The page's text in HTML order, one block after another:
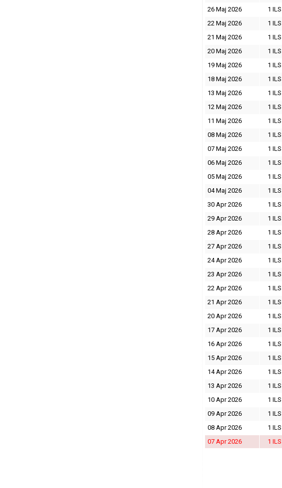
26 Maj 2026
1 ILS
22 Maj 2026
1 ILS
21 Maj 2026
1 ILS
20 Maj 2026
1 ILS
19 Maj 2026
1 ILS
18 Maj 2026
1 ILS
13 Maj 2026
1 ILS
12 Maj 2026
1 ILS
11 Maj 2026
1 ILS
08 Maj 2026
1 ILS
07 Maj 2026
1 ILS
06 Maj 2026
1 ILS
05 Maj 2026
1 ILS
04 Maj 2026
1 ILS
30 Apr 2026
1 ILS
29 Apr 2026
1 ILS
28 Apr 2026
1 ILS
27 Apr 2026
1 ILS
24 Apr 2026
1 ILS
23 Apr 2026
1 ILS
22 Apr 2026
1 ILS
21 Apr 2026
1 ILS
20 Apr 2026
1 ILS
17 Apr 2026
1 ILS
16 Apr 2026
1 ILS
15 Apr 2026
1 ILS
14 Apr 2026
1 ILS
13 Apr 2026
1 ILS
10 Apr 2026
1 ILS
09 Apr 2026
1 ILS
08 Apr 2026
1 ILS
07 Apr 2026
1 ILS